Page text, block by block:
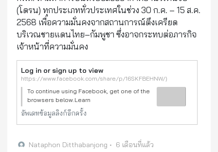
(โดรน) ทุกประเภททั่วประเทศในช่วง 30 ก.ค. – 15 ส.ค.
2568 เพื่อความมั่นคงจากสถานการณ์ตึงเครียด
บริเวณชายแดนไทย–กัมพูชา ซึ่งอาจกระทบต่อภารกิจ
เจ้าหน้าที่ความมั่นคง
Log in or sign up to view
https://www.facebook.com/share/p/16SKFBEHNW/)
To continue using Facebook, get one of the
browsers below.Learn
moreChromeFirefoxEdge
อัพเดทข้อมูลลิงก์อีกครั้ง
Nataphon Ditthabanjong • 6 เดือนที่แล้ว